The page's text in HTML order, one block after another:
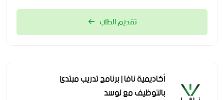
تقديم الطلب
أكاديمية نافا | برنامج تدريب مبتدئ
بالتوظيف مع لوسد